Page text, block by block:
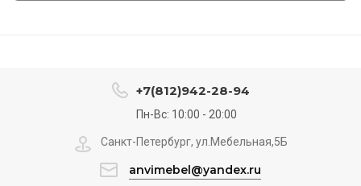
+7(812)942-28-94
Пн-Вс: 10:00 - 20:00
Санкт-Петербург, ул.Мебельная,5Б
anvimebel@yandex.ru